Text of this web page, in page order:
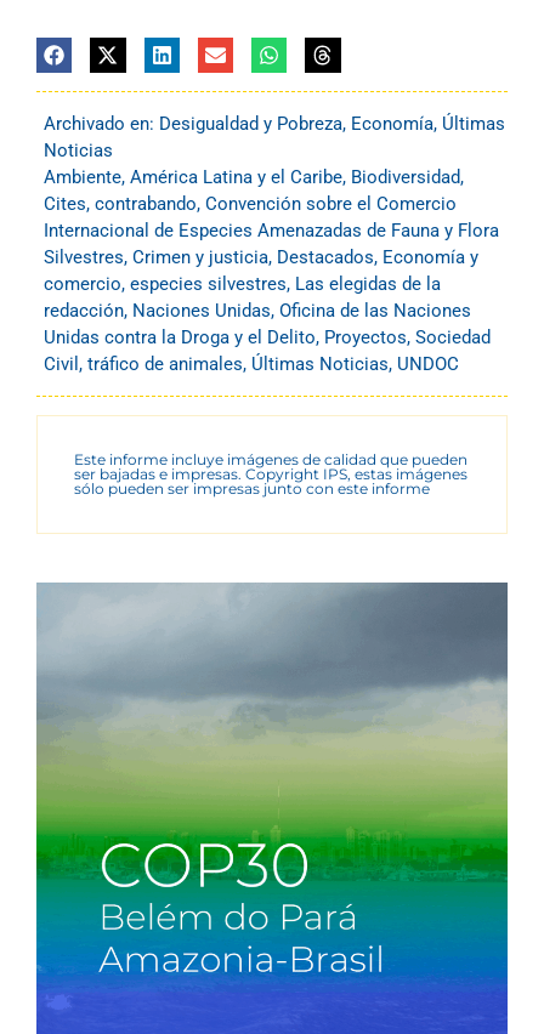
Archivado en: Desigualdad y Pobreza, Economía, Últimas
Noticias
Ambiente, América Latina y el Caribe, Biodiversidad,
Cites, contrabando, Convención sobre el Comercio
Internacional de Especies Amenazadas de Fauna y Flora
Silvestres, Crimen y justicia, Destacados, Economía y
comercio, especies silvestres, Las elegidas de la
redacción, Naciones Unidas, Oficina de las Naciones
Unidas contra la Droga y el Delito, Proyectos, Sociedad
Civil , tráfico de animales, Últimas Noticias, UNDOC
Este informe incluye imágenes de calidad que pueden
ser bajadas e impresas. Copyright IPS, estas imágenes
sólo pueden ser impresas junto con este informe